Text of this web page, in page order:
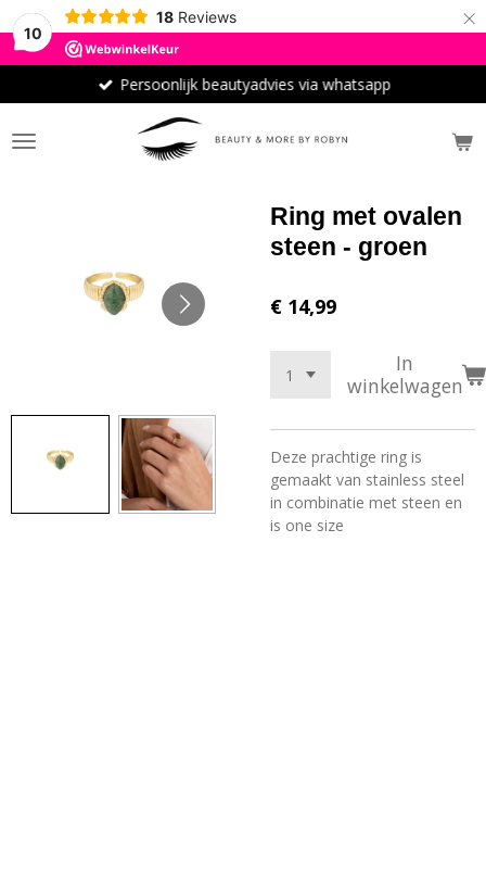
10
18 Reviews ×
Persoonlijk beautyadvies via whatsapp
Ring met ovalen
steen - groen
€ 14,99
In
winkelwagen
Deze prachtige ring is
gemaakt van stainless steel
in combinatie met steen en
is one size